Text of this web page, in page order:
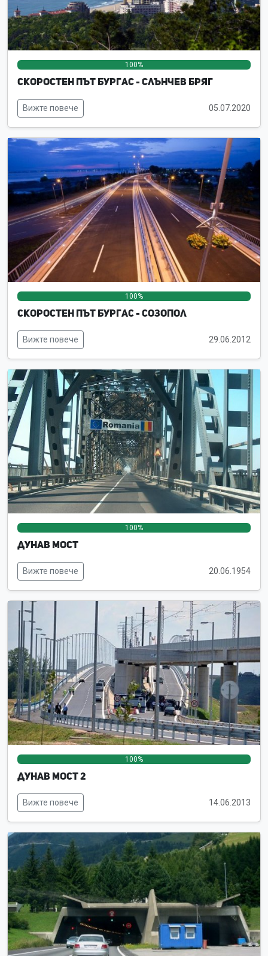
100%
Скоростен път Бургас - Слънчев бряг
Вижте повече 05.07.2020
100%
Скоростен път Бургас - Созопол
Вижте повече 29.06.2012
100%
Дунав мост
Вижте повече 20.06.1954
100%
Дунав мост 2
Вижте повече 14.06.2013